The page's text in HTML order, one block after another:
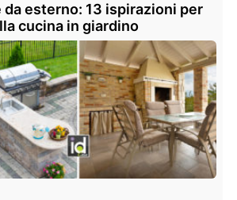
da esterno: 13 ispirazioni per
cucina in giardino